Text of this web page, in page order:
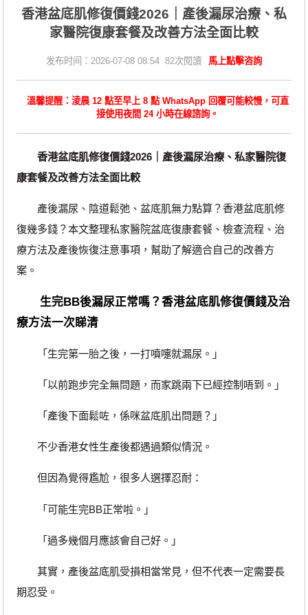
香港盆底肌修復價錢2026｜產後漏尿治療、私
家醫院復康套餐及改善方法全面比較
发布时间：2026-07-08 08:54 82次閱讀 馬上點擊咨詢
溫馨提醒：淩晨 12 點至早上 8 點 WhatsApp 回覆可能較慢，可直
接使用夜間 24 小時在線諮詢。
香港盆底肌修復價錢2026｜產後漏尿治療、私家醫院復
康套餐及改善方法全面比較
產後漏尿、陰道鬆弛、盆底肌無力點算？香港盆底肌修
復幾多錢？本文整理私家醫院盆底復康套餐、檢查流程、治
療方法及產後恢復注意事項，幫助了解適合自己的改善方
案。
生完BB後漏尿正常嗎？香港盆底肌修復價錢及治
療方法一次睇清
「生完第一胎之後，一打噴嚏就漏尿。」
「以前跑步完全無問題，而家跳兩下已經控制唔到。」
「產後下面鬆咗，係咪盆底肌出問題？」
不少香港女性生產後都遇過類似情況。
但因為覺得尷尬，很多人選擇忍耐：
「可能生完BB正常啦。」
「過多幾個月應該會自己好。」
其實，產後盆底肌受損相當常見，但不代表一定需要長
期忍受。